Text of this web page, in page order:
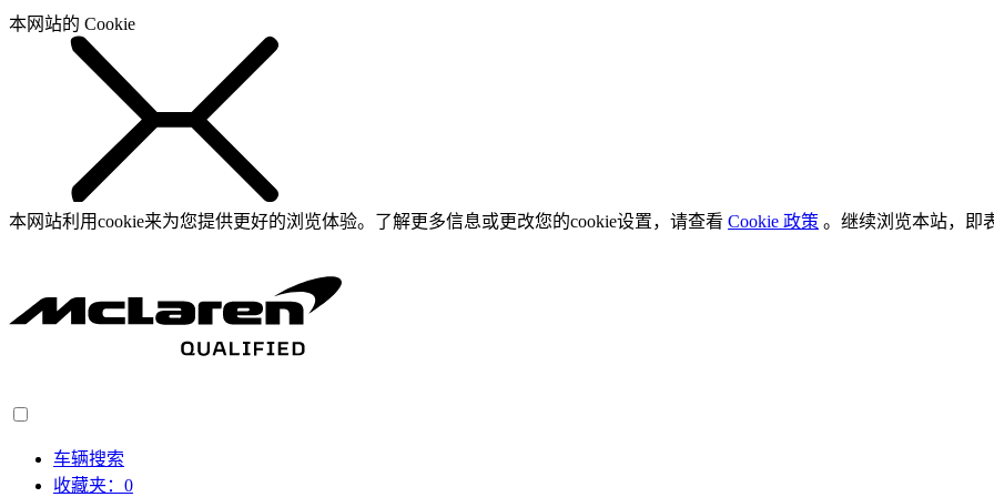
本网站的 Cookie
本网站利用cookie来为您提供更好的浏览体验。了解更多信息或更改您的cookie设置，请查看 Cookie 政策 。继续浏览本站，即
车辆搜索
收藏夹： 0